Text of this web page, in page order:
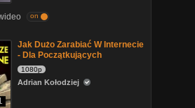
on
Jak Dużo Zarabiać W Internecie
- Dla Początkujących
1080p
Adrian Kołodziej